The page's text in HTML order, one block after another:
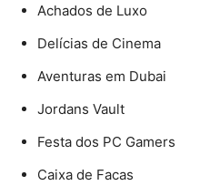
Achados de Luxo
Delícias de Cinema
Aventuras em Dubai
Jordans Vault
Festa dos PC Gamers
Caixa de Facas